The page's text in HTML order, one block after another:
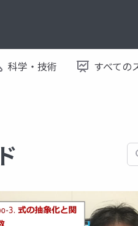
科学・技術 すべての
検